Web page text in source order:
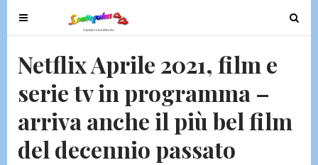
T
o
g
e
n
v
T
o
n
Netflix Aprile 2021, film e
serie tv in programma –
arriva anche il più bel film
del decennio passato